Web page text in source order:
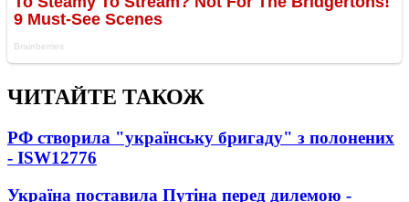
ЧИТАЙТЕ ТАКОЖ
РФ створила "українську бригаду" з полонених
- ISW12776
Україна поставила Путіна перед дилемою -